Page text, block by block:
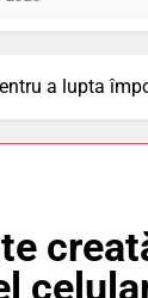
a lupta